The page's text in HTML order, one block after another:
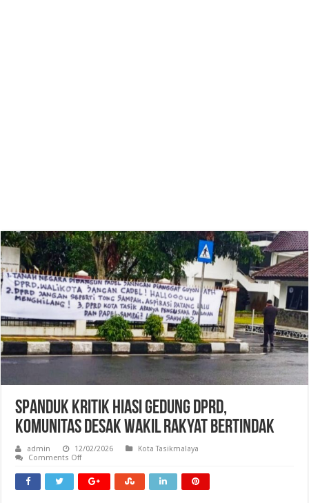
Spanduk Kritik Hiasi Gedung DPRD,
Komunitas Desak Wakil Rakyat Bertindak
admin 12/02/2026
Kota Tasikmalaya
Comments Offon
Kritik
Hiasi